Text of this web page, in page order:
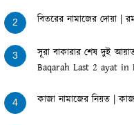
2 বিতরের নামাজের দোয়া |
3
সূরা বাকারার শেষ দুই
Baqarah Last 2 ayat in
4 কাজা নামাজের নিয়ত |